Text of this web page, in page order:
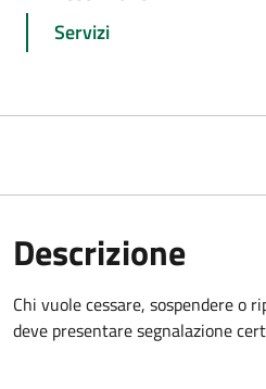
Servizi
Descrizione
Chi vuole cessare, sospendere o
deve presentaresegnalazione